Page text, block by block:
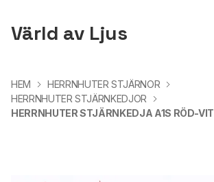
Värld av Ljus
HEM
HERRNHUTER STJÄRNOR
HERRNHUTER STJÄRNKEDJOR
HERRNHUTER STJÄRNKEDJA A1S RÖD-VIT